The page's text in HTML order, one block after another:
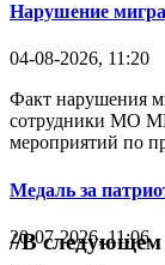
Нарушение
04-08-2026, 11:20
Факт нарушения
сотрудники МО
мероприятий по
Медаль за
20-07-2026, 11:06
//В следующем